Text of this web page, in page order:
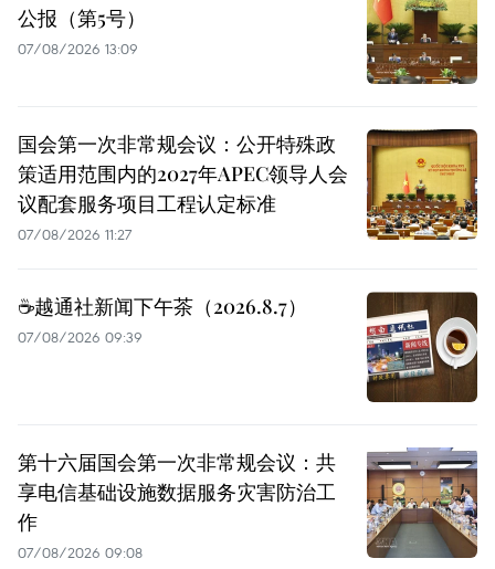
公报（第5号）
07/08/2026 13:09
国会第一次非常规会议：公开特殊政
策适用范围内的2027年APEC领导人会
议配套服务项目工程认定标准
07/08/2026 11:27
☕️越通社新闻下午茶（2026.8.7）
07/08/2026 09:39
第十六届国会第一次非常规会议：共
享电信基础设施数据服务灾害防治工
作
07/08/2026 09:08